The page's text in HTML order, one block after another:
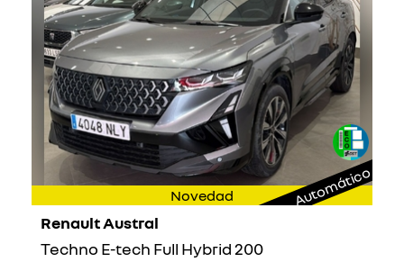
Novedad Automático
Renault Austral
Techno E-tech Full Hybrid 200